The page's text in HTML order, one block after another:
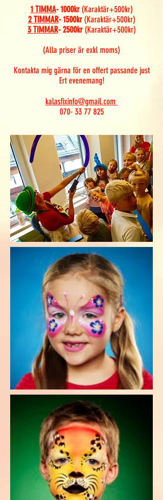
1 TIMMA- 1000kr (Karaktär+500kr)
2 TIMMAR- 1500kr (Karaktär+500kr)
3 TIMMAR- 2500kr (Karaktär+500kr)
(Alla priser är exkl moms)
Kontakta mig gärna för en offert passande just
Ert evenemang!
kalasfixinfo@gmail.com
070- 33 77 825